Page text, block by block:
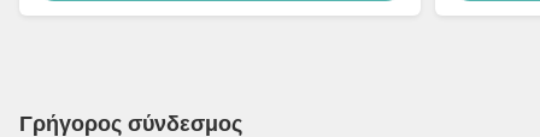
Γρήγορος σύνδεσμος